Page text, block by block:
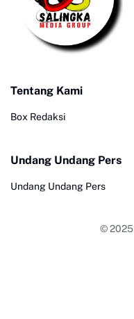
Tentang Kami
Box Redaksi
Undang Undang Pers
Undang Undang Pers
© 2025